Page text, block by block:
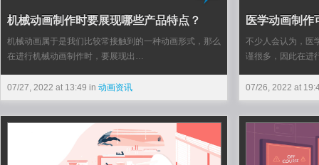
机械动画制作时要展现哪些产品特点？
机械动画属于是我们比较常接触到的一种动画形式，那么
在进行机械动画制作时，要展现出…
07/27, 2022 at 13:49 in 动画资讯
医学动画制作
不少人会认为，医
谨很多，因此在进
07/26, 2022 at